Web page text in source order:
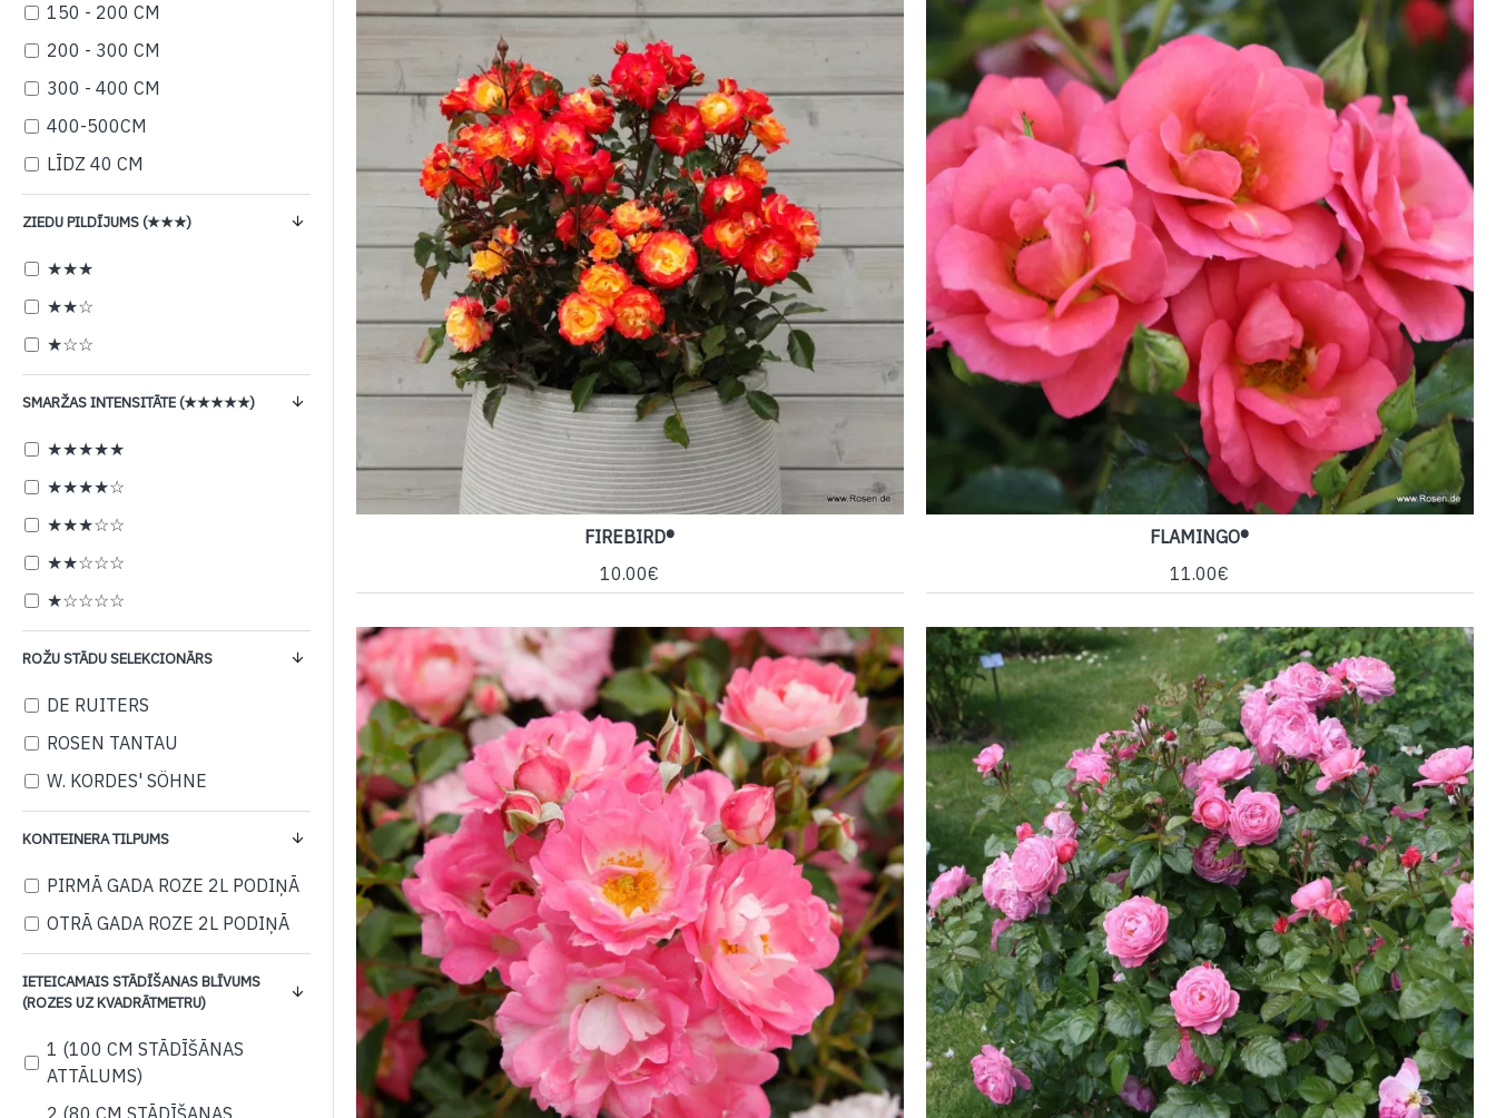
IETEICAMAIS STĀDĪŠANAS BLĪVUMS
(ROZES UZ KVADRĀTMETRU)
1 (100 CM STĀDĪŠĀNAS
ATTĀLUMS)
2 (80 CM STĀDĪŠANAS
150 - 200 CM
200 - 300 CM
300 - 400 CM
400-500CM
LĪDZ 40 CM
ROŽU STĀDU SELEKCIONĀRS
DE RUITERS
ROSEN TANTAU
W. KORDES' SÖHNE
ZIEDU PILDĪJUMS (★★★)
★★★
★★☆
★☆☆
SMARŽAS INTENSITĀTE (★★★★★)
★★★★★
★★★★☆
★★★☆☆
★★☆☆☆
★☆☆☆☆
KONTEINERA TILPUMS
PIRMĀ GADA ROZE 2L PODIŅĀ
OTRĀ GADA ROZE 2L PODIŅĀ
FIREBIRD®
10.00€
FLAMINGO®
11.00€